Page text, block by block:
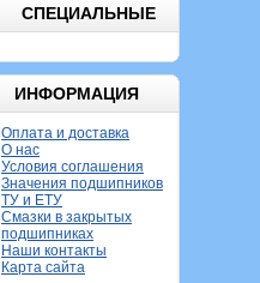
СПЕЦИАЛЬНЫЕ
ИНФОРМАЦИЯ
Оплата и доставка
О нас
Условия соглашения
Значения подшипников
ТУ и ЕТУ
Смазки в закрытых
подшипниках
Наши контакты
Карта сайта